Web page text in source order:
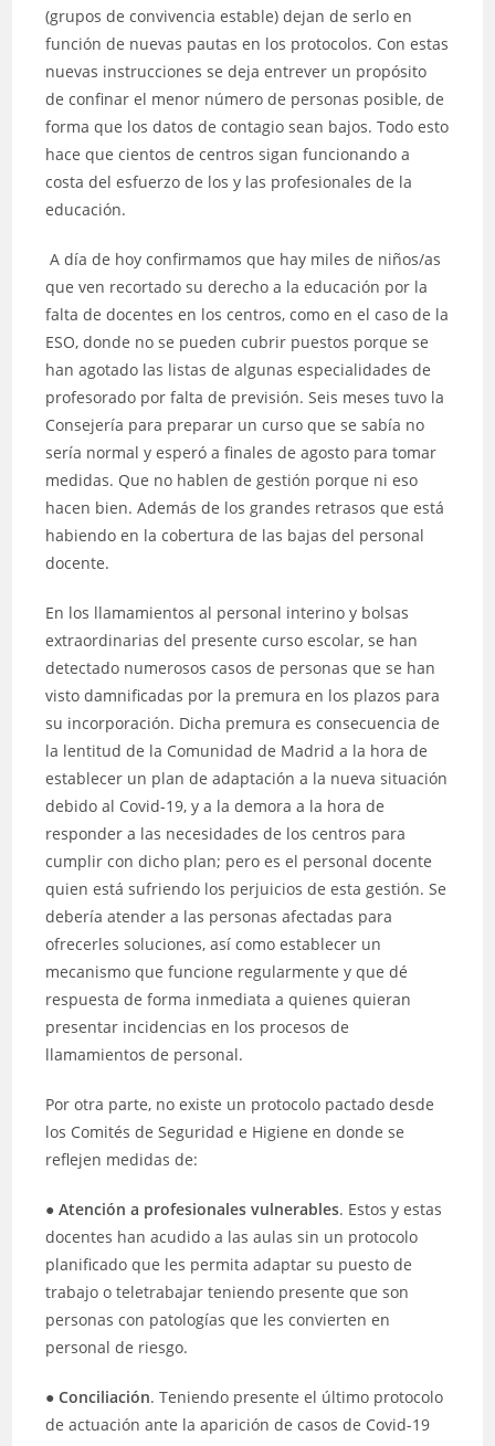
(grupos de convivencia estable) dejan de serlo en
función de nuevas pautas en los protocolos. Con estas
nuevas instrucciones se deja entrever un propósito
de confinar el menor número de personas posible, de
forma que los datos de contagio sean bajos. Todo esto
hace que cientos de centros sigan funcionando a
costa del esfuerzo de los y las profesionales de la
educación.
A día de hoy confirmamos que hay miles de niños/as
que ven recortado su derecho a la educación por la
falta de docentes en los centros, como en el caso de la
ESO, donde no se pueden cubrir puestos porque se
han agotado las listas de algunas especialidades de
profesorado por falta de previsión. Seis meses tuvo la
Consejería para preparar un curso que se sabía no
sería normal y esperó a finales de agosto para tomar
medidas. Que no hablen de gestión porque ni eso
hacen bien. Además de los grandes retrasos que está
habiendo en la cobertura de las bajas del personal
docente.
En los llamamientos al personal interino y bolsas
extraordinarias del presente curso escolar, se han
detectado numerosos casos de personas que se han
visto damnificadas por la premura en los plazos para
su incorporación. Dicha premura es consecuencia de
la lentitud de la Comunidad de Madrid a la hora de
establecer un plan de adaptación a la nueva situación
debido al Covid-19, y a la demora a la hora de
responder a las necesidades de los centros para
cumplir con dicho plan; pero es el personal docente
quien está sufriendo los perjuicios de esta gestión. Se
debería atender a las personas afectadas para
ofrecerles soluciones, así como establecer un
mecanismo que funcione regularmente y que dé
respuesta de forma inmediata a quienes quieran
presentar incidencias en los procesos de
llamamientos de personal.
Por otra parte, no existe un protocolo pactado desde
los Comités de Seguridad e Higiene en donde se
reflejen medidas de:
●Atención a profesionales vulnerables. Estos y estas
docentes han acudido a las aulas sin un protocolo
planificado que les permita adaptar su puesto de
trabajo o teletrabajar teniendo presente que son
personas con patologías que les convierten en
personal de riesgo.
●Conciliación. Teniendo presente el último protocolo
de actuación ante la aparición de casos de Covid-19